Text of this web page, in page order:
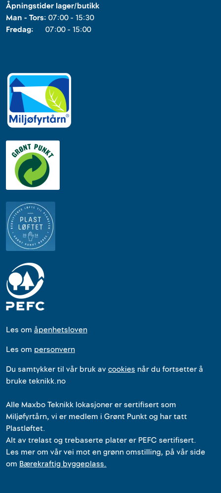
Åpningstider lager/butikk
Man - Tors: 07:00 - 15:30
Fredag: 07:00 - 15:00
Les om åpenhetsloven
Les om personvern
Du samtykker til vår bruk avcookies når du fortsetter å
bruke teknikk.no
Alle Maxbo Teknikk lokasjonerersertifisert som
Miljøfyrtårn, vi er medlem i Grønt Punkt og har tatt
Plastløftet.
Alt av trelast og trebaserte plater er PEFC sertifisert.
Les mer om vår vei mot en grønn omstilling, på vår side
om Bærekraftig byggeplass.